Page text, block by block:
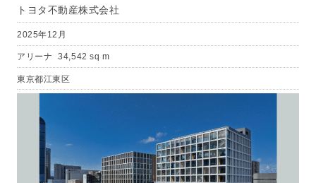
トヨタ不動産株式会社
2025年12月
アリーナ 34,542 sq m
東京都江東区